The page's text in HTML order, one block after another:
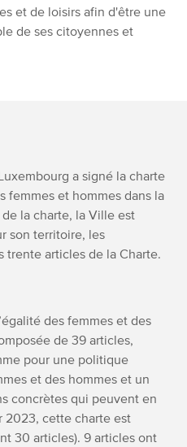
et de loisirs afin d'être une
de ses citoyennes et
a signé la charte
femmes et hommes dans la
la charte, la Ville est
son territoire, les
trente articles de la Charte.
des femmes et des
de 39 articles,
pour une politique
et des hommes et un
concrètes qui peuvent en
2023, cette charte est
30 articles). 9 articles ont